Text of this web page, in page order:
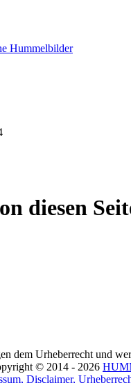
Hummelbilder
diesen
dem Urheberrecht und
© 2014 - 2026
Disclaimer,